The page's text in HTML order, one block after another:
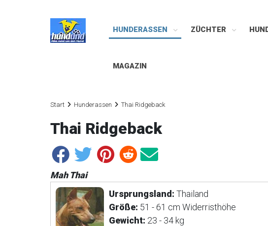
HUNDERASSEN ZÜCHTER
MAGAZIN
Start Hunderassen Thai Ridgeback
Thai Ridgeback
Mah Thai
Ursprungsland: Thailand
Größe: 51 - 61 cm Widerristhöhe
Gewicht: 23 - 34 kg